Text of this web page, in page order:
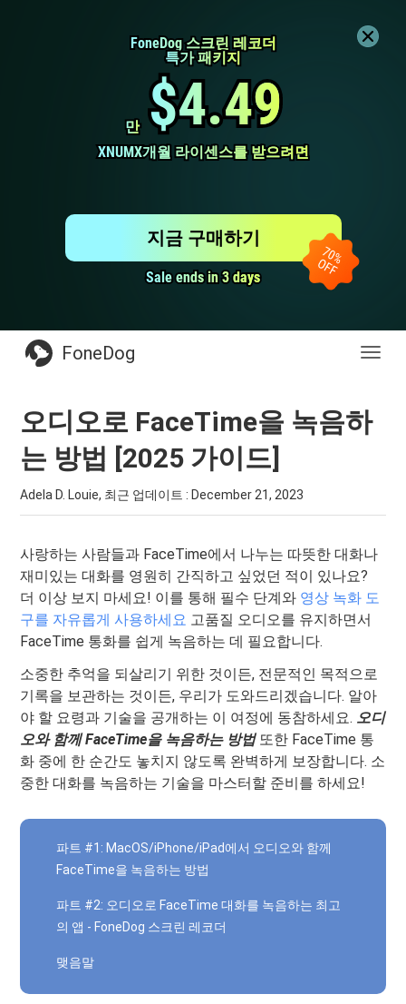
FoneDog 스크린 레코더
FoneDog 스크린 레코더
특가 패키지
특가 패키지
만
만 $4.49
$4.49
XNUMX개월 라이센스를 받으려면
XNUMX개월 라이센스를 받으려면
Sale ends in 3 days
Sale ends in 3 days
지금 구매하기
전
FoneDog
오디오로 FaceTime을 녹음하
는 방법 [2025 가이드]
Adela D. Louie, 최근 업데이트 : December 21, 2023
사랑하는 사람들과 FaceTime에서 나누는 따뜻한 대화나
재미있는 대화를 영원히 간직하고 싶었던 적이 있나요?
더 이상 보지 마세요! 이를 통해 필수 단계와 영상 녹화 도
구를 자유롭게 사용하세요 고품질 오디오를 유지하면서
FaceTime 통화를 쉽게 녹음하는 데 필요합니다.
소중한 추억을 되살리기 위한 것이든, 전문적인 목적으로
기록을 보관하는 것이든, 우리가 도와드리겠습니다. 알아
야 할 요령과 기술을 공개하는 이 여정에 동참하세요. 오디
오와 함께 FaceTime을 녹음하는 방법또한 FaceTime 통
화 중에 한 순간도 놓치지 않도록 완벽하게 보장합니다. 소
중한 대화를 녹음하는 기술을 마스터할 준비를 하세요!
파트 #1: MacOS/iPhone/iPad에서 오디오와 함께
FaceTime을 녹음하는 방법
파트 #2: 오디오로 FaceTime 대화를 녹음하는 최고
의 앱 - FoneDog 스크린 레코더
맺음말